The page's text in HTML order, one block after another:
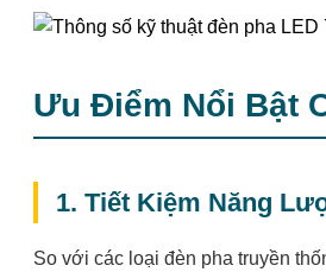
Ưu Điểm Nổi Bật
1. Tiết Kiệm Năng
So với các loại đèn pha truyền